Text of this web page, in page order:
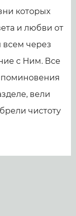
которых
и любви от
всем через
с Ним. Все
поминовения
вели
чистоту